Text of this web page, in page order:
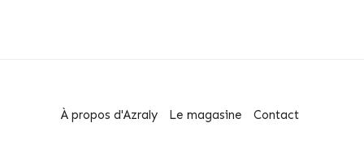
À propos d'Azraly Le magasine Contact